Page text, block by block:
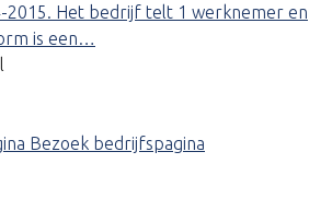
2015. Het bedrijf telt 1 werknemer en
is een…
Bezoek bedrijfspagina